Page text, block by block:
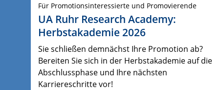
Für Promotionsinteressierte und Promovierende
UA Ruhr Research Academy:
Herbstakademie 2026
Sie schließen demnächst Ihre Promotion ab?
Bereiten Sie sich in der Herbstakademie auf die
Abschlussphase und Ihre nächsten
Karriereschritte vor!